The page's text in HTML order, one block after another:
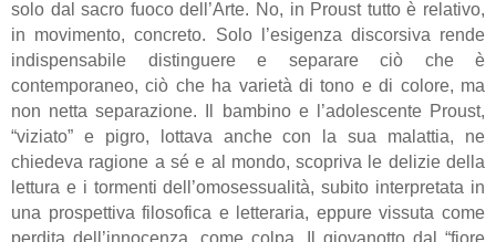
solo dal sacro fuoco dell’Arte. No, in Proust tutto è relativo,
in movimento, concreto. Solo l’esigenza discorsiva rende
indispensabile distinguere e separare ciò che è
contemporaneo, ciò che ha varietà di tono e di colore, ma
non netta separazione. Il bambino e l’adolescente Proust,
“viziato” e pigro, lottava anche con la sua malattia, ne
chiedeva ragione a sé e al mondo, scopriva le delizie della
lettura e i tormenti dell’omosessualità, subito interpretata in
una prospettiva filosofica e letteraria, eppure vissuta come